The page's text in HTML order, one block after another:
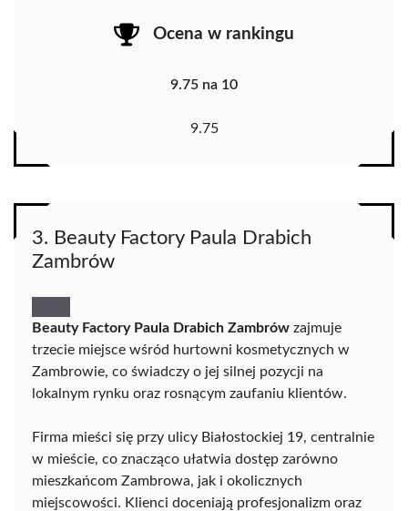
Ocena w rankingu
9.75 na 10
9.75
3. Beauty Factory Paula Drabich
Zambrów
Beauty Factory Paula Drabich Zambrów zajmuje
trzecie miejsce wśród hurtowni kosmetycznych w
Zambrowie, co świadczy o jej silnej pozycji na
lokalnym rynku oraz rosnącym zaufaniu klientów.
Firma mieści się przy ulicy Białostockiej 19, centralnie
w mieście, co znacząco ułatwia dostęp zarówno
mieszkańcom Zambrowa, jak i okolicznych
miejscowości. Klienci doceniają profesjonalizm oraz